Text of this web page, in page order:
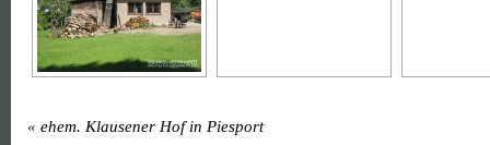
« ehem. Klausener Hof in Piesport